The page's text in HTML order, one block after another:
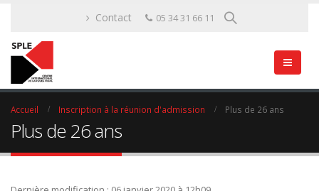
Contact 05 34 31 66 11
Accueil Inscription à la réunion d'admission Plus de 26 ans
Plus de 26 ans